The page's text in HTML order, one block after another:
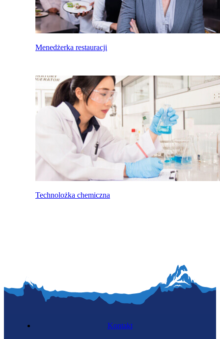
Menedżerka restauracji
Technolożka chemiczna
Kontakt